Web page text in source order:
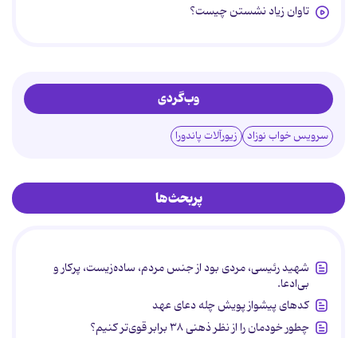
تاوان زیاد نشستن چیست؟
وب‌گردی
سرویس خواب نوزاد زیورآلات پاندورا
پربحث‌ها
شهید رئیسی، مردی بود از جنس مردم، ساده‌زیست، پرکار و
بی‌ادعا.
کدهای پیشواز پویش چله دعای عهد
چطور خودمان را از نظر ذهنی ۳۸ برابر قوی‌تر کنیم؟